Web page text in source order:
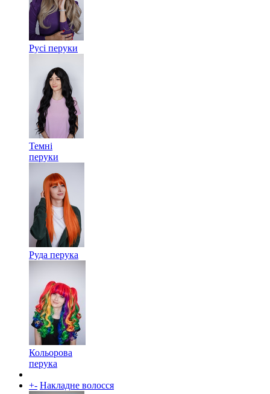
Русі перуки
Темні
перуки
Руда перука
Кольорова
перука
+- Накладне волосся